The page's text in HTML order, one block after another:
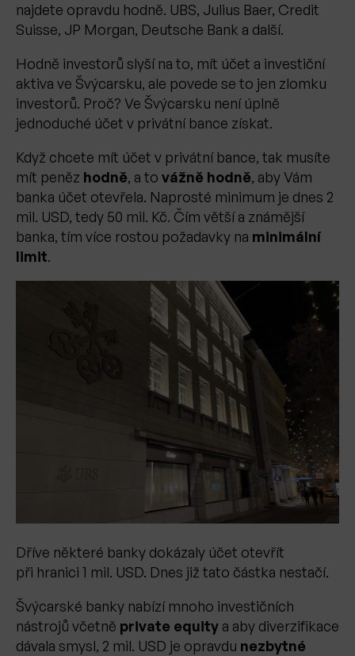
najdete opravdu hodně. UBS, Julius Baer, Credit
Suisse, JP Morgan, Deutsche Bank a další.
Hodně investorů slyší na to, mít účet a investiční
aktiva ve Švýcarsku, ale povede se to jen zlomku
investorů. Proč? Ve Švýcarsku není úplně
jednoduché účet v privátní bance získat.
Když chcete mít účet v privátní bance, tak musíte
mít peněz hodně, a to vážně hodně, aby Vám
banka účet otevřela. Naprosté minimum je dnes 2
mil. USD, tedy 50 mil. Kč. Čím větší a známější
banka, tím více rostou požadavky na minimální
limit.
Dříve některé banky dokázaly účet otevřít
při hranici 1 mil. USD. Dnes již tato částka nestačí.
Švýcarské banky nabízí mnoho investičních
nástrojů včetně private equity a aby diverzifikace
dávala smysl, 2 mil. USD je opravdu nezbytné